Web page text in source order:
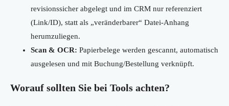
revisionssicher abgelegt und im CRM nur referenziert
(Link/ID), statt als „veränderbarer“ Datei-Anhang
herumzuliegen.
Scan & OCR: Papierbelege werden gescannt, automatisch
ausgelesen und mit Buchung/Bestellung verknüpft.
Worauf sollten Sie bei Tools achten?